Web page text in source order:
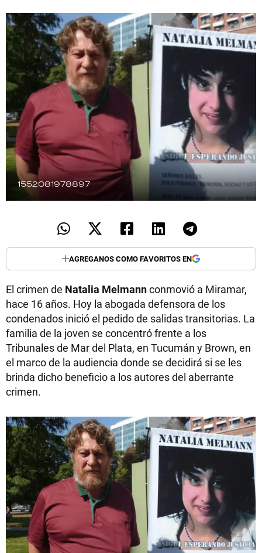
1552081978897
AGREGANOS COMO FAVORITOS EN
El crimen de Natalia Melmannconmovió a Miramar,
hace 16 años. Hoy la abogada defensora de los
condenados inició el pedido de salidas transitorias. La
familia de la joven se concentró frente a los
Tribunales de Mar del Plata, en Tucumán y Brown, en
el marco de la audiencia donde se decidirá si se les
brinda dicho beneficio a los autores del aberrante
crimen.
TECNOLOGÍA
RECETAS
PALABRAS
HORÓSCOPO
Seguinos